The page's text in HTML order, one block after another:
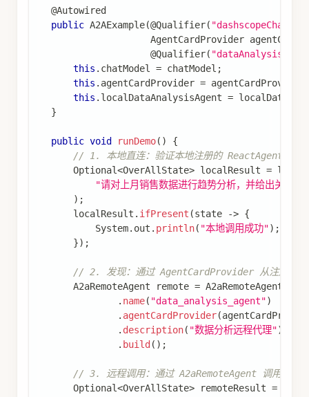
@Autowired
public A2AExample(@Qualifier(
AgentCardProvider
@Qualifier(
this . chatModel = chatModel ;
this . agentCardProvider = agentCardProvider
this . localDataAnalysisAgent =
}
public void runDemo( )
{
// 1. 本地直连：验证本地注册的 ReactAgent 可用
Optional<OverAllState> localResult =
"请对上月销售数据进行趋势分析，并给出关键结
) ;
      localResult
. ifPresent (state -> {
System. out . println( "本地调用成功") ;
}) ;
// 2. 发现：通过 AgentCardProvider 从注册中
A2aRemoteAgent remote = A2aRemoteAgent
. name( "data_analysis_agent")
. agentCardProvider(
. description( "数据分析远程代理")
. build ( ) ;
// 3. 远程调用：通过 A2aRemoteAgent 调用
Optional<OverAllState> remoteResult =